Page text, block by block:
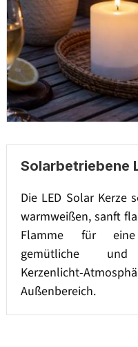
Solarbetriebene
Die LED Solar Kerze
warmweißen, sanft
Flamme für eine
gemütliche und
Kerzenlicht-
Außenbereich.